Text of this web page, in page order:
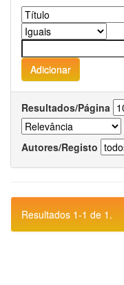
Resultados/Página
Autores/Registo
Resultados 1-1 de 1.